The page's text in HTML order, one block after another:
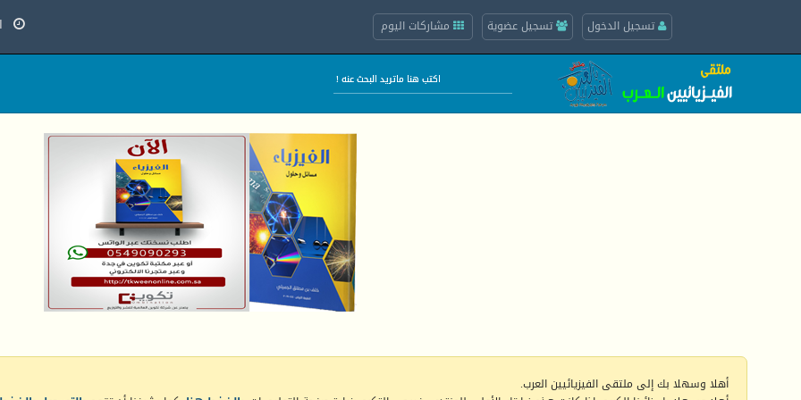
تسجيل الدخول تسجيل عضوية مشاركات اليوم
أهلا وسهلا بك إلى ملتقى الفيزيائيين العرب.